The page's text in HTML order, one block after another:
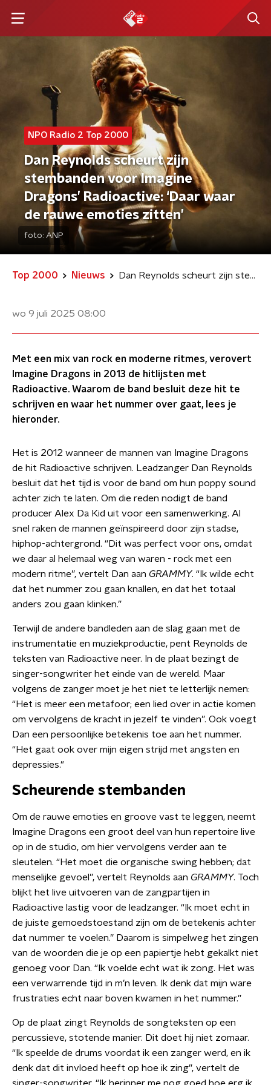
NPO Radio 2 Top 2000
Dan Reynolds scheurt zijn
stembanden voor Imagine
Dragons’ Radioactive: ‘Daar waar
de rauwe emoties zitten’
foto: ANP
Top 2000 Nieuws Dan Reynolds scheurt zijn stembanden voor Imagine Dragons’ Radioactive: ‘Daar waar de rauwe emoties zitten’
wo 9 juli 2025 08:00
Met een mix van rock en moderne ritmes, verovert
Imagine Dragons in 2013 de hitlijsten met
Radioactive. Waarom de band besluit deze hit te
schrijven en waar het nummer over gaat, lees je
hieronder.
Het is 2012 wanneer de mannen van Imagine Dragons
de hit Radioactive schrijven. Leadzanger Dan Reynolds
besluit dat het tijd is voor de band om hun poppy sound
achter zich te laten. Om die reden nodigt de band
producer Alex Da Kid uit voor een samenwerking. Al
snel raken de mannen geïnspireerd door zijn stadse,
hiphop-achtergrond. “Dit was perfect voor ons, omdat
we daar al helemaal weg van waren - rock met een
modern ritme”, vertelt Dan aan GRAMMY. “Ik wilde echt
dat het nummer zou gaan knallen, en dat het totaal
anders zou gaan klinken.”
Terwijl de andere bandleden aan de slag gaan met de
instrumentatie en muziekproductie, pent Reynolds de
teksten van Radioactive neer. In de plaat bezingt de
singer-songwriter het einde van de wereld. Maar
volgens de zanger moet je het niet te letterlijk nemen:
“Het is meer een metafoor; een lied over in actie komen
om vervolgens de kracht in jezelf te vinden”. Ook voegt
Dan een persoonlijke betekenis toe aan het nummer.
“Het gaat ook over mijn eigen strijd met angsten en
depressies."
Scheurende stembanden
Om de rauwe emoties en groove vast te leggen, neemt
Imagine Dragons een groot deel van hun repertoire live
op in de studio, om hier vervolgens verder aan te
sleutelen. “Het moet die organische swing hebben; dat
menselijke gevoel”, vertelt Reynolds aan GRAMMY. Toch
blijkt het live uitvoeren van de zangpartijen in
Radioactive lastig voor de leadzanger. “Ik moet echt in
de juiste gemoedstoestand zijn om de betekenis achter
dat nummer te voelen.” Daarom is simpelweg het zingen
van de woorden die je op een papiertje hebt gekalkt niet
genoeg voor Dan. “Ik voelde echt wat ik zong. Het was
een verwarrende tijd in m’n leven. Ik denk dat mijn ware
frustraties echt naar boven kwamen in het nummer.”
Op de plaat zingt Reynolds de songteksten op een
percussieve, stotende manier. Dit doet hij niet zomaar.
“Ik speelde de drums voordat ik een zanger werd, en ik
denk dat dit invloed heeft op hoe ik zing”, vertelt de